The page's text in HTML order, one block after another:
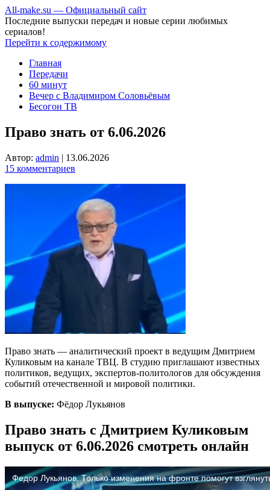
All-make.su — Официальный сайт
Последние выпуски передач и новые серии любимых
сериалов!
Перейти к содержимому
Главная
Передачи
60 минут
Вечер с Владимиром Соловьёвым
Бесогон ТВ
Право знать от 6.06.2026
Автор: admin | 13.06.2026
15 комментариев
Право знать — аналитический проект в ведущим Дмитрием
Куликовым на канале ТВЦ. В студию приглашают известных
политиков, ведущих, экспертов-политологов для обсуждения
событий отечественной и мировой политики.
В выпуске: Фёдор Лукьянов
Право знать с Дмитрием Куликовым
выпуск от 6.06.2026 смотреть онлайн